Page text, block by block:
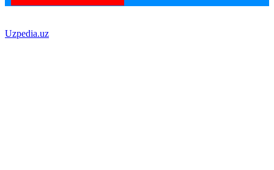
Uzpedia.uz